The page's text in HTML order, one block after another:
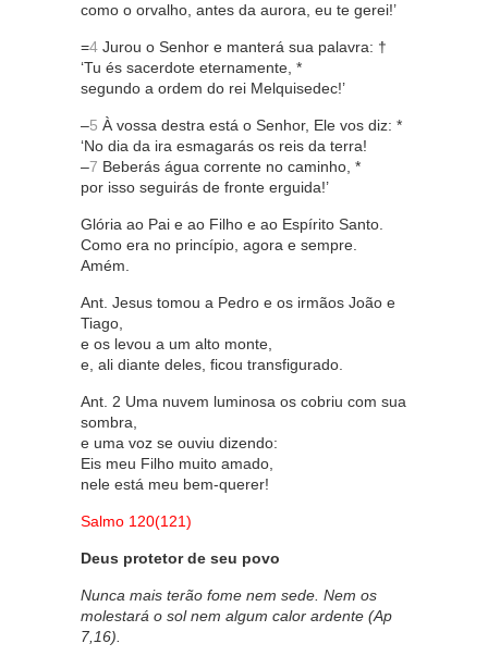
como o orvalho, antes da aurora, eu te gerei!’
=4 Jurou o Senhor e manterá sua palavra: †
‘Tu és sacerdote eternamente, *
segundo a ordem do rei Melquisedec!’
–5 À vossa destra está o Senhor, Ele vos diz: *
‘No dia da ira esmagarás os reis da terra!
–7 Beberás água corrente no caminho, *
por isso seguirás de fronte erguida!’
Glória ao Pai e ao Filho e ao Espírito Santo.
Como era no princípio, agora e sempre.
Amém.
Ant. Jesus tomou a Pedro e os irmãos João e
Tiago,
e os levou a um alto monte,
e, ali diante deles, ficou transfigurado.
Ant. 2 Uma nuvem luminosa os cobriu com sua
sombra,
e uma voz se ouviu dizendo:
Eis meu Filho muito amado,
nele está meu bem-querer!
Salmo 120(121)
Deus protetor de seu povo
Nunca mais terão fome nem sede. Nem os
molestará o sol nem algum calor ardente (Ap
7,16).